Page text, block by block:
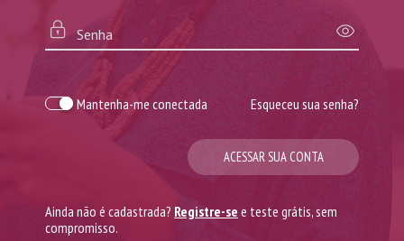
Mantenha-me conectada Esqueceu sua senha?
ACESSAR SUA CONTA
Ainda não é cadastrada? Registre-se e teste grátis, sem
compromisso.